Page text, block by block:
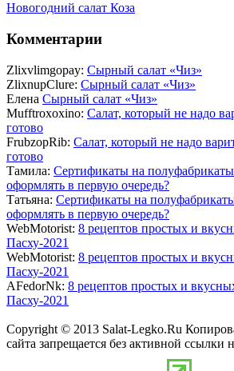
Новогодний салат Коза
Комментарии
Zlixvlimgopay: Сырный салат «Чиз»
ZlixnupClure: Сырный салат «Чиз»
Елена Сырный салат «Чиз»
Mufftroxoxino: Салат, который не надо
готово
FrubzopRib: Салат, который не надо
готово
Тамила: Сертификаты на
оформлять в первую очередь?
Татьяна: Сертификаты на
оформлять в первую очередь?
WebMotorist: 8 рецептов простых и
Пасху-2021
WebMotorist: 8 рецептов простых и
Пасху-2021
AFedorNk: 8 рецептов простых и
Пасху-2021
Copyright © 2013 Salat-Legko.Ru
сайта запрещается без активной ссылки